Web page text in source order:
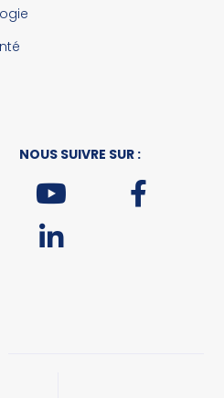
NOUS SUIVRE SUR :